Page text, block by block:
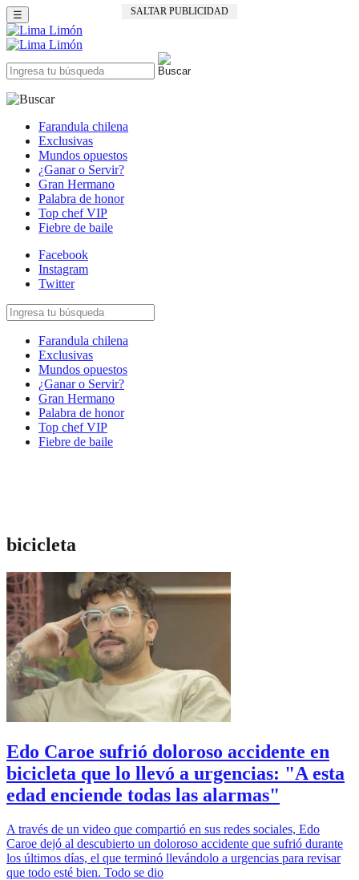
SALTAR PUBLICIDAD
☰
Farandula chilena
Exclusivas
Mundos opuestos
¿Ganar o Servir?
Gran Hermano
Palabra de honor
Top chef VIP
Fiebre de baile
Facebook
Instagram
Twitter
Farandula chilena
Exclusivas
Mundos opuestos
¿Ganar o Servir?
Gran Hermano
Palabra de honor
Top chef VIP
Fiebre de baile
bicicleta
Edo Caroe sufrió doloroso accidente en
bicicleta que lo llevó a urgencias: "A esta
edad enciende todas las alarmas"
A través de un video que compartió en sus redes sociales, Edo
Caroe dejó al descubierto un doloroso accidente que sufrió durante
los últimos días, el que terminó llevándolo a urgencias para revisar
que todo esté bien. Todo se dio